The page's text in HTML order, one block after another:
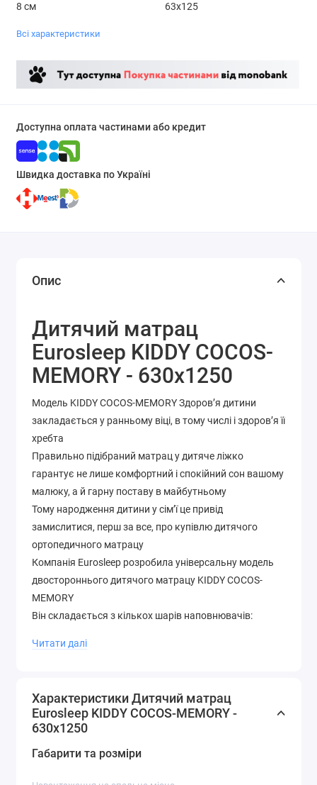
8 см 63х125
Всі характеристики
Доступна оплата частинами або кредит
Швидка доставка по Україні
Опис
Дитячий матрац
Eurosleep KIDDY COCOS-
MEMORY - 630х1250
Модель KIDDY COCOS-MEMORY Здоров’я дитини
закладається у ранньому віці, в тому числі і здоров’я її
хребта
Правильно підібраний матрац у дитяче ліжко
гарантує не лише комфортний і спокійний сон вашому
малюку, а й гарну поставу в майбутньому
Тому народження дитини у сім’ї це привід
замислитися, перш за все, про купівлю дитячого
ортопедичного матрацу
Компанія Eurosleep розробила універсальну модель
двостороннього дитячого матрацу KIDDY COCOS-
MEMORY
Він складається з кількох шарів наповнювачів:
● Піна Меморі – м’який і комфортний матеріал, який
● Піна AIRFOAM – пружний і еластичний матеріал з
дихаючим ефектом;
● Кокос з натуральним латексом – наповнювач
Читати далі
Характеристики Дитячий матрац
Eurosleep KIDDY COCOS-MEMORY -
630х1250
Габарити та розміри